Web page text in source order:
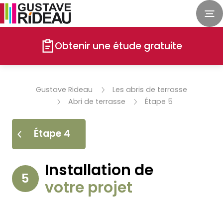
Obtenir une étude gratuite
Gustave Rideau
Les abris de terrasse
Abri de terrasse
Étape 5
Étape 4
5
Installation de
votre projet